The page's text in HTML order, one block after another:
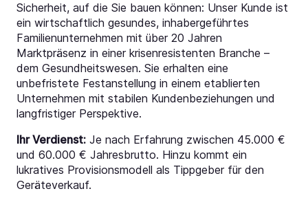
Sicherheit, auf die Sie bauen können: Unser Kunde ist
ein wirtschaftlich gesundes, inhabergeführtes
Familienunternehmen mit über 20 Jahren
Marktpräsenz in einer krisenresistenten Branche –
dem Gesundheitswesen. Sie erhalten eine
unbefristete Festanstellung in einem etablierten
Unternehmen mit stabilen Kundenbeziehungen und
langfristiger Perspektive.
Ihr Verdienst: Je nach Erfahrung zwischen 45.000 €
und 60.000 € Jahresbrutto. Hinzu kommt ein
lukratives Provisionsmodell als Tippgeber für den
Geräteverkauf.